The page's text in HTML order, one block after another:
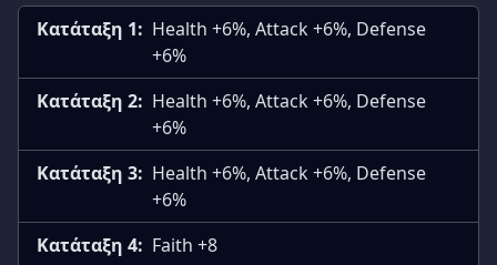
Κατάταξη 1: Health +6%, Attack +6%, Defense
+6%
Κατάταξη 2: Health +6%, Attack +6%, Defense
+6%
Κατάταξη 3: Health +6%, Attack +6%, Defense
+6%
Κατάταξη 4: Faith +8